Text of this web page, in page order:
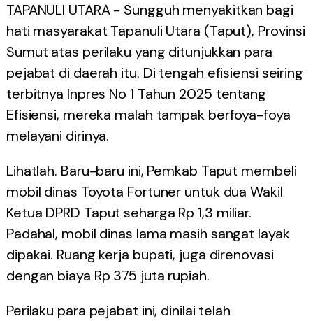
TAPANULI UTARA - Sungguh menyakitkan bagi
hati masyarakat Tapanuli Utara (Taput), Provinsi
Sumut atas perilaku yang ditunjukkan para
pejabat di daerah itu. Di tengah efisiensi seiring
terbitnya Inpres No 1 Tahun 2025 tentang
Efisiensi, mereka malah tampak berfoya-foya
melayani dirinya.
Lihatlah. Baru-baru ini, Pemkab Taput membeli
mobil dinas Toyota Fortuner untuk dua Wakil
Ketua DPRD Taput seharga Rp 1,3 miliar.
Padahal, mobil dinas lama masih sangat layak
dipakai. Ruang kerja bupati, juga direnovasi
dengan biaya Rp 375 juta rupiah.
Perilaku para pejabat ini, dinilai telah